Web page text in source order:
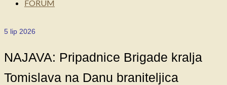
FORUM
5 lip 2026
NAJAVA: Pripadnice Brigade kralja
Tomislava na Danu braniteljica